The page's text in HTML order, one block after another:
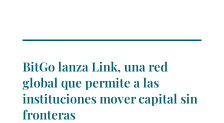
BitGo lanza Link, una red
global que permite a las
instituciones mover capital sin
fronteras